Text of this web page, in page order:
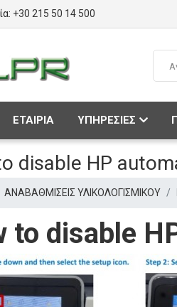
+30 215 50 14 500
ΕΤΑΙΡΙΑ ΥΠΗΡΕΣΙΕΣ
disable HP
ΑΝΑΒΑΘΜΙΣΕΙΣ ΥΛΙΚΟΛΟΓΙΣΜΙΚΟΥ
to disable